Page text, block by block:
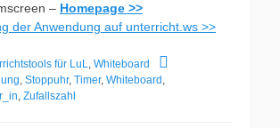
– Homepage >>
der Anwendung auf unterricht.ws >>
für LuL, Whiteboard
, Stoppuhr, Timer, Whiteboard ,
, Zufallszahl